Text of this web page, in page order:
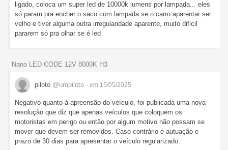
ligado, coloca um super led de 10000k lumens por lampada... eles
só param pra encher o saco com lampada se o carro aparentar ser
velho e tiver alguma outra irregularidade aparente, muito dificil
pararem só pra olhar se é led
Nano LED CODE 12V 8000K H3
piloto @umpiloto - em 15/05/2025
Negativo quanto à apreensão do veículo, foi publicada uma nova
resolução que diz que apenas veículos que coloquem os
motoristas em perigo ou então por algum motivo não possam se
mover que devem ser removidos. Caso contrário é autuação e
prazo de 30 dias para apresentar o veículo regularizado.